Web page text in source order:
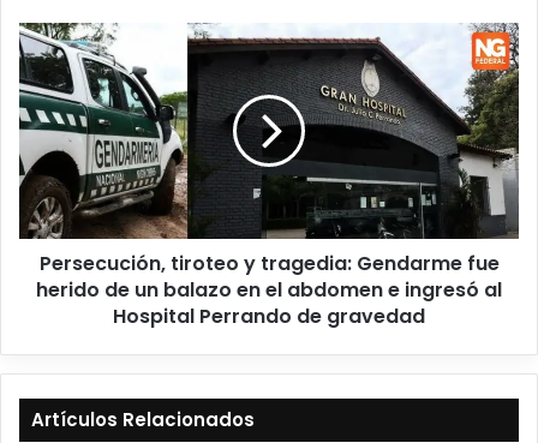
Persecución, tiroteo y tragedia: Gendarme fue
herido de un balazo en el abdomen e ingresó al
Hospital Perrando de gravedad
Artículos Relacionados